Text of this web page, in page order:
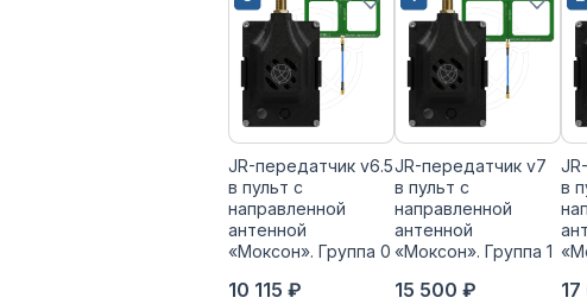
JR-передатчик v6.5
в пульт с
направленной
антенной
«Моксон». Группа 0
10 115 ₽
JR-передатчик v7
в пульт с
направленной
антенной
«Моксон». Группа 1
15 500 ₽
в